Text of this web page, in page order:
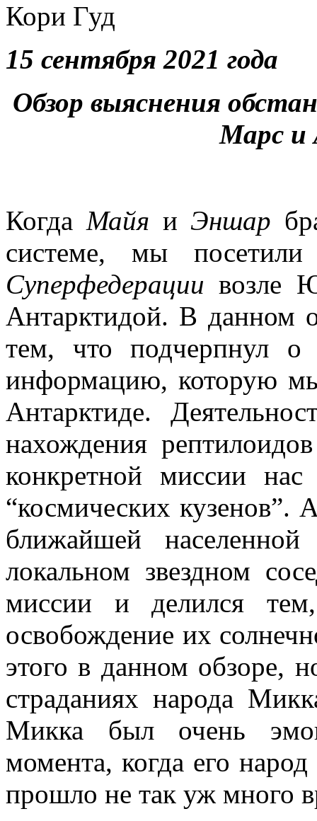
Кори Гуд
15 сентября 2021 года
Обзор выяснения
Марс и
Когда Майя и Эншар
системе, мы
Суперфедерации возле
Антарктидой. В данном
тем, что подчерпнул о
информацию, которую
Антарктиде.
нахождения
конкретной миссии
“космических кузенов”.
ближайшей
локальном звездном
миссии и делился
освобождение их
этого в данном обзоре,
страданиях народа
Микка был очень
момента, когда его
прошло не так уж много